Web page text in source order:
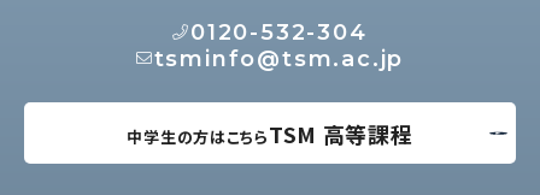
0120-532-304
tsminfo@tsm.ac.jp
中学生の方はこちらTSM 高等課程